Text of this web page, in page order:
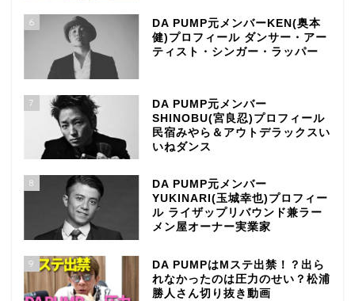
6
DA PUMP元メンバーKEN(奥本
健)プロフィール ダンサー・アー
ティスト・シンガー・ラッパー
7
DA PUMP元メンバー
SHINOBU(宮良忍)プロフィール
民宿みやら＆アウトデラックスい
いねダンス
8
DA PUMP元メンバー
YUKINARI(玉城幸也)プロフィー
ル ライザップリバウンド兼ラー
メン屋オーナー実業家
9
DA PUMPはMステ出禁！？出ら
れなかったのは圧力のせい？松浦
勝人さん切り抜き動画